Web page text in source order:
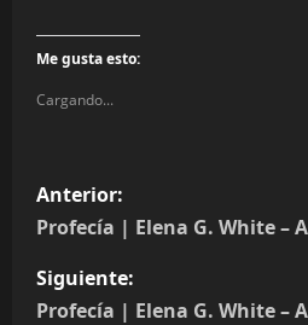
Me gusta esto:
Cargando...
N
a
v
Anterior:
Profecía | Elena G. White –
Siguiente:
Profecía | Elena G. White –